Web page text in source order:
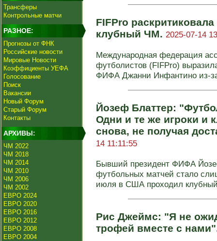
Трансферы
Контрольные матчи
РАЗНОЕ:
Прогнозы от ФНК
Российские новости
Мировые Новости
Коэффициенты УЕФА
Голосование
Поиск
Вакансии
Новый Форум
Старый Форум
Контакты
АРХИВЫ:
ЧМ 2022
ЧМ 2018
ЧМ 2014
ЧМ 2010
ЧМ 2006
ЧМ 2002
ЕВРО 2024
ЕВРО 2020
ЕВРО 2016
ЕВРО 2012
ЕВРО 2008
ЕВРО 2004
FIFPro
клубный ЧМ. 2025-07-14
Международная федерация
футболистов (FIFPro)
ФИФА Джанни Инфантино из-
Йозеф Блаттер:
Одни и те же игроки и
снова, не получая
14 11:11:55
Бывший президент ФИФА
футбольных матчей стало
июля в США проходил
Рис Джеймс: "Я не
трофей вместе с